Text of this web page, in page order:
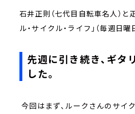
石井正則（七代目自転車名人）
ル・サイクル・ライフ」（毎週日
先週に引き続き、ギ
した。
今回はまず、ルークさんのサイ